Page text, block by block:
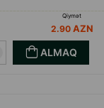
Qiymət
2.90
ALMAQ